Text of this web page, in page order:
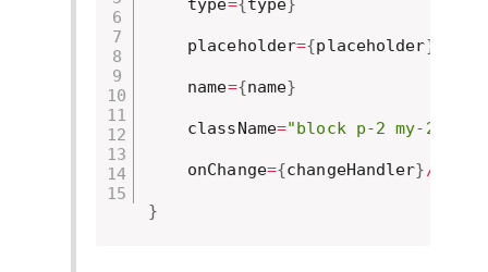
    placeholder
={placeholder}
    name
={name}
    className
="block p-2 my-2
    onChange
={changeHandler} /
}